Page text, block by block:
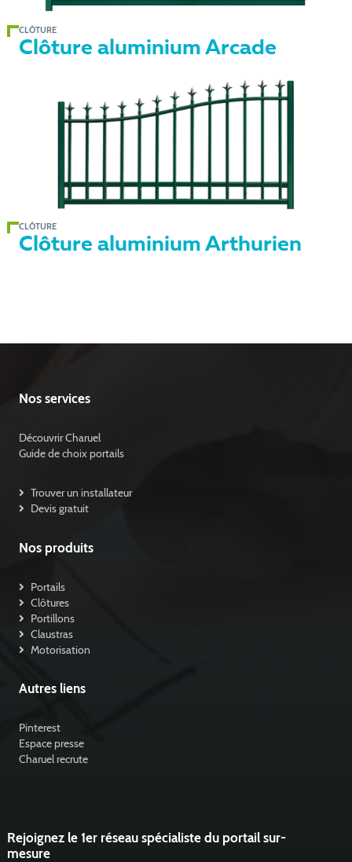
CLÔTURE
Clôture aluminium Arcade
CLÔTURE
Clôture aluminium Arthurien
Nos services
Découvrir Charuel
Guide de choix portails
Trouver un installateur
Devis gratuit
Nos produits
Portails
Clôtures
Portillons
Claustras
Motorisation
Autres liens
Pinterest
Espace presse
Charuel recrute
Rejoignez le 1er réseau spécialiste du portail sur-
mesure